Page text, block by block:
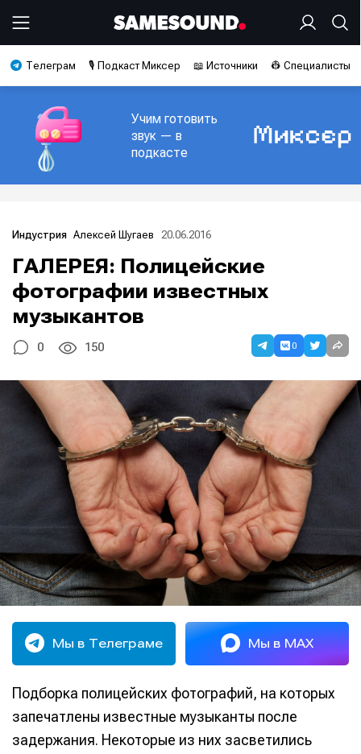
Телеграм 🎙️ Подкаст Миксер 📖 Источники 👷 Специалисты
Учим готовить
звук — в
подкасте
Индустрия Алексей Шугаев 20.06.2016
ГАЛЕРЕЯ: Полицейские
фотографии известных
музыкантов
0 150 0
Мы в Телеграме Мы в MAX
Подборка полицейских фотографий, на которых
запечатлены известные музыканты после
задержания. Некоторые из них засветились